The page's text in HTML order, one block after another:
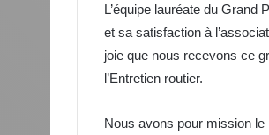
L’équipe lauréate du
et sa satisfaction à
joie que nous recevons ce
l’Entretien routier.
Nous avons pour mission le